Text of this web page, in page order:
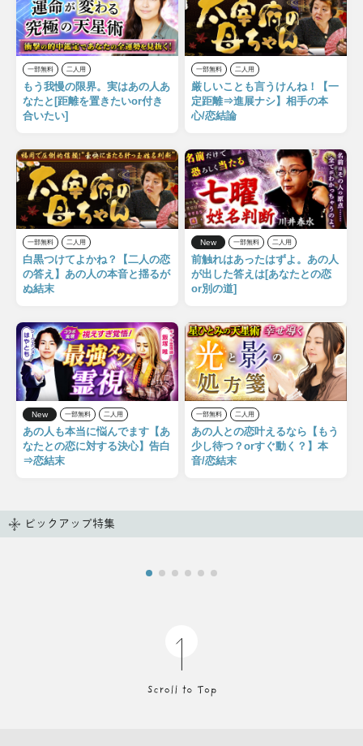
一部無料 二人用
もう我慢の限界。実はあの人あ
なたと[距離を置きたいor付き
合いたい]
一部無料 二人用
厳しいことも言うけんね！【一
定距離⇒進展ナシ】相手の本
心/恋結論
一部無料 二人用
白黒つけてよかね？【二人の恋
の答え】あの人の本音と揺るが
ぬ結末
New 一部無料 二人用
前触れはあったはずよ。あの人
が出した答えは[あなたとの恋
or別の道]
New 一部無料 二人用
あの人も本当に悩んでます【あ
なたとの恋に対する決心】告白
⇒恋結末
一部無料 二人用
あの人との恋叶えるなら【もう
少し待つ？orすぐ動く？】本
音/恋結末
ピックアップ特集